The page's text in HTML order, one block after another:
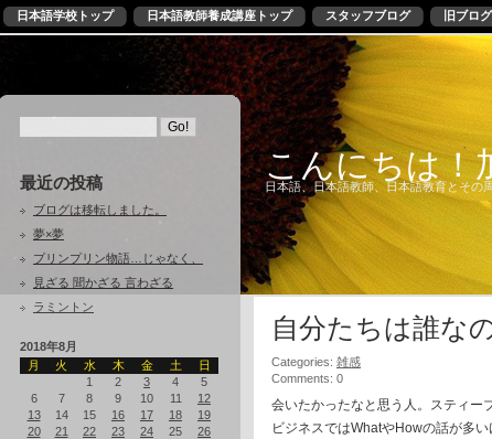
日本語学校トップ 日本語教師養成講座トップ スタッフブログ 旧ブログ
最近の投稿
ブログは移転しました。
夢×夢
プリンプリン物語…じゃなく、
見ざる 聞かざる 言わざる
ラミントン
2018年8月
月
火 水 木 金 土
日
1
2 3 4
5
6
7 8 9 10 11
12
13
14 15 16 17 18
19
20
21 22 23 24 25
26
こんにちは！
日本語、日本語教師、日本語教育とその
自分たちは誰なの
Categories: 雑感
Comments: 0
会いたかったなと思う人。スティー
ビジネスではWhatやHowの話が多い